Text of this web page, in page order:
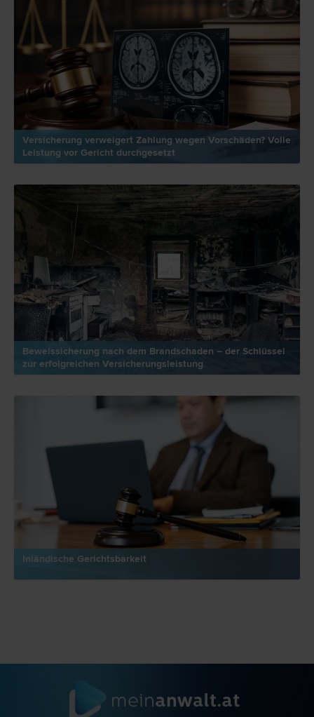
Versicherung verweigert Zahlung wegen Vorschäden? Volle
Leistung vor Gericht durchgesetzt
Beweissicherung nach dem Brandschaden – der Schlüssel
zur erfolgreichen Versicherungsleistung
Inländische Gerichtsbarkeit